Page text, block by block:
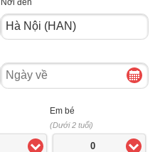
Ngày
về
Em bé
(Dưới 2 tuổi)
0